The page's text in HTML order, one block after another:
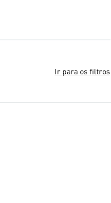
Ir para os filtros